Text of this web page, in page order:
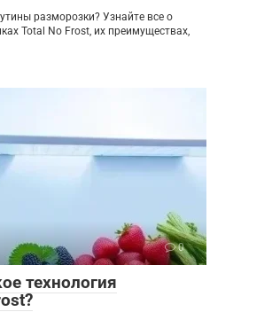
разморозки? Узнайте все о
Total No Frost, их преимуществах,
0
технология